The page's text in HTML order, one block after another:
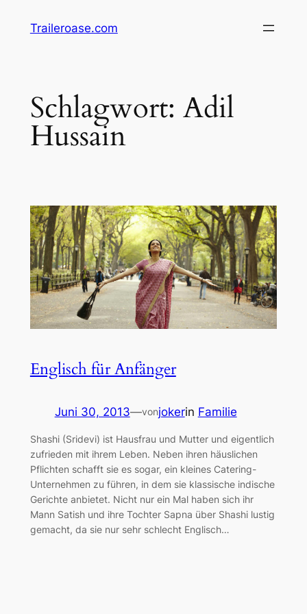
InhaltTraileroase.com
Schlagwort: Adil
Hussain
Englisch für Anfänger
Juni 30, 2013—vonjokerin Familie
Shashi (Sridevi) ist Hausfrau und Mutter und eigentlich
zufrieden mit ihrem Leben. Neben ihren häuslichen
Pflichten schafft sie es sogar, ein kleines Catering-
Unternehmen zu führen, in dem sie klassische indische
Gerichte anbietet. Nicht nur ein Mal haben sich ihr
Mann Satish und ihre Tochter Sapna über Shashi lustig
gemacht, da sie nur sehr schlecht Englisch…